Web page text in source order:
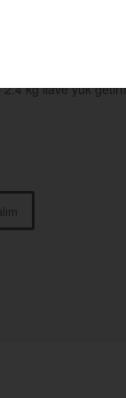
raylarına üstten
setleri tüm
hızlı kurulum
2.4 kg ilave yük